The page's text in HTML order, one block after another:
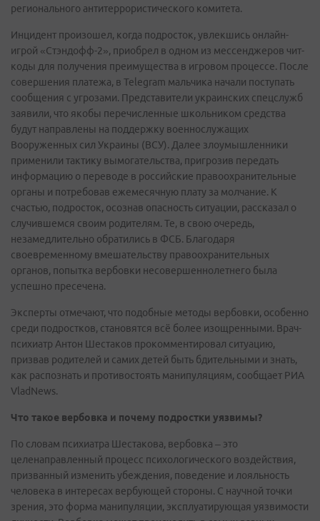
регионального антитеррористического комитета.
Инцидент произошел, когда подросток, увлекшись онлайн-
игрой «Стэндофф-2», приобрел в одном из мессенджеров чит-
коды для получения преимущества в игровом процессе. После
совершения платежа, в Telegram мальчика начали поступать
сообщения с угрозами. Представители украинских спецслужб
заявили, что якобы перечисленные школьником средства
будут направлены на поддержку военнослужащих
Вооруженных сил Украины (ВСУ). Далее злоумышленники
применили тактику вымогательства, пригрозив передать
информацию о переводе в российские правоохранительные
органы и потребовав ежемесячную плату за молчание. К
счастью, подросток, осознав опасность ситуации, рассказал о
случившемся своим родителям. Те, в свою очередь,
незамедлительно обратились в ФСБ. Благодаря
своевременному вмешательству правоохранительных
органов, попытка вербовки несовершеннолетнего была
успешно пресечена.
Эксперты отмечают, что подобные методы вербовки, особенно
среди подростков, становятся всё более изощренными. Врач-
психиатр Антон Шестаков прокомментировал ситуацию,
призвав родителей и самих детей быть бдительными и знать,
как распознать и противостоять манипуляциям, сообщает РИА
VladNews.
Что такое вербовка и почему подростки уязвимы?
По словам психиатра Шестакова, вербовка – это
целенаправленный процесс психологического воздействия,
призванный изменить убеждения, поведение и лояльность
человека в интересах вербующей стороны. С научной точки
зрения, это форма манипуляции, эксплуатирующая уязвимости